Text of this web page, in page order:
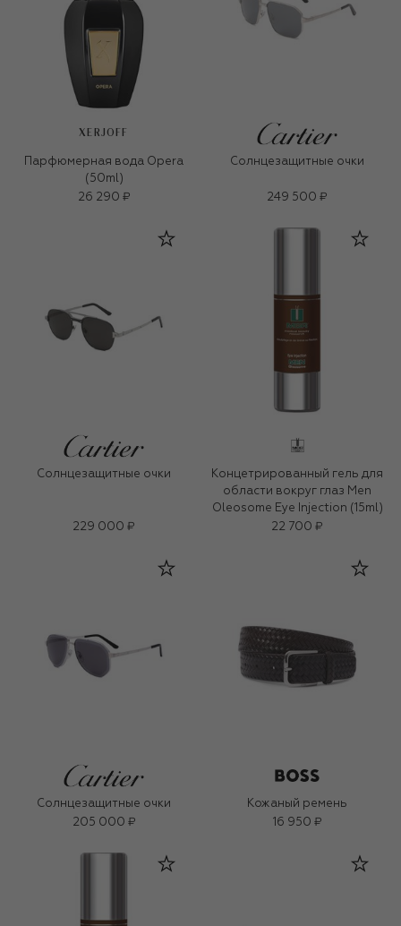
XERJOFF
Парфюмерная вода Opera
(50ml)
26 290 ₽
Солнцезащитные очки
249 500 ₽
Солнцезащитные очки
229 000 ₽
Концетрированный гель для
области вокруг глаз Men
Oleosome Eye Injection (15ml)
22 700 ₽
Солнцезащитные очки
205 000 ₽
Кожаный ремень
16 950 ₽